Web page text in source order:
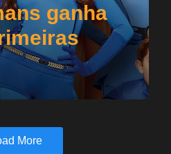
ganha
More